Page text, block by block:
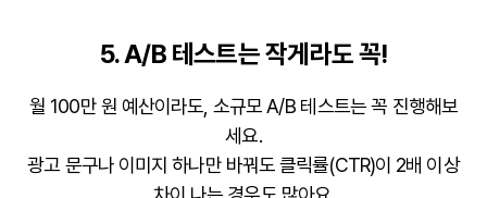
5. A/B 테스트는 작게라도 꼭!
월 100만 원 예산이라도, 소규모A/B 테스트는 꼭 진행해보
세요.
광고 문구나 이미지 하나만 바꿔도 클릭률(CTR)이 2배 이상